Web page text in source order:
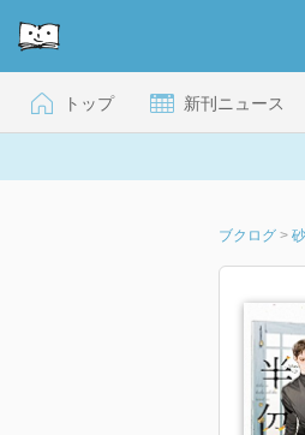
トップ 新刊ニュース
ブクログ >